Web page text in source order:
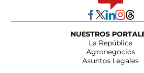
NUESTROS
La República
Agronegocios
Asuntos Legales